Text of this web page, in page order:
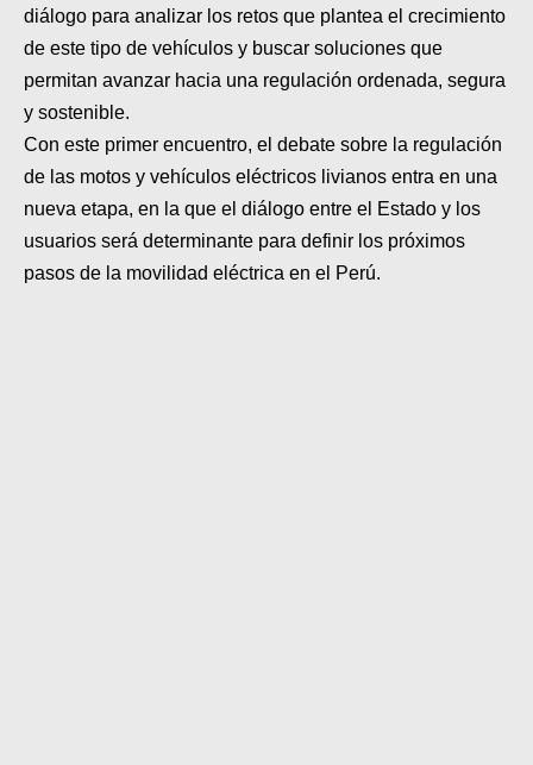
diálogo para analizar los retos que plantea el crecimiento
de este tipo de vehículos y buscar soluciones que
permitan avanzar hacia una regulación ordenada, segura
y sostenible.
Con este primer encuentro, el debate sobre la regulación
de las motos y vehículos eléctricos livianos entra en una
nueva etapa, en la que el diálogo entre el Estado y los
usuarios será determinante para definir los próximos
pasos de la movilidad eléctrica en el Perú.